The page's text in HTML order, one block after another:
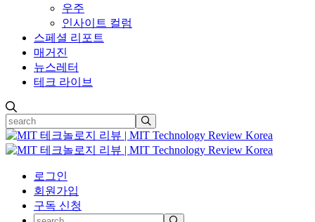
우주
인사이트 컬럼
스페셜 리포트
매거진
뉴스레터
테크 라이브
로그인
회원가입
구독 신청